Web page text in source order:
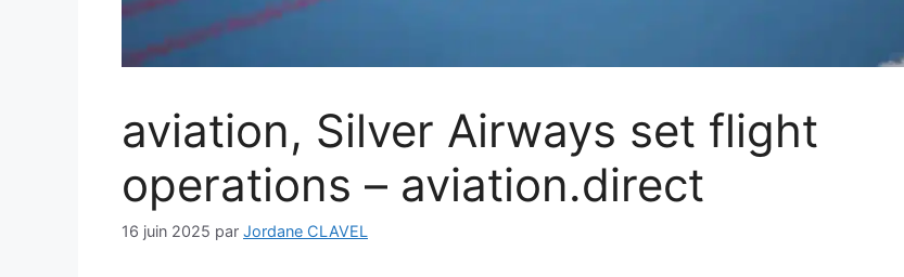
aviation, Silver Airways set flight
operations – aviation.direct
16 juin 2025 par Jordane CLAVEL